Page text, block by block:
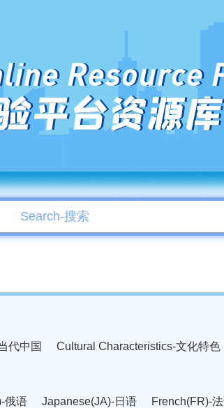
Resource
平台资源库
代中国 Cultural Characteristics-文化特色
俄语 Japanese(JA)-日语
French(FR)-